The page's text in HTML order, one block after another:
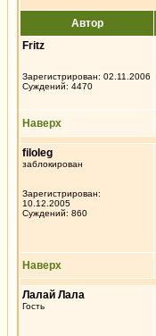
Автор
Fritz
Зарегистрирован: 02.11.2006
Суждений: 4470
Наверх
filoleg
заблокирован
Зарегистрирован:
10.12.2005
Суждений: 860
Наверх
Лалай Лала
Гость